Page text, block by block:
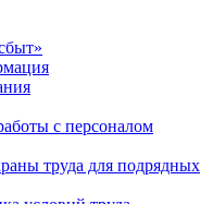
с персоналом
труда для подрядных